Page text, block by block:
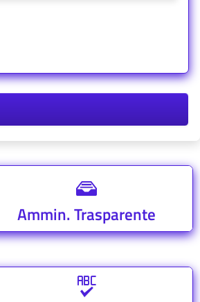
Ammin. Trasparente